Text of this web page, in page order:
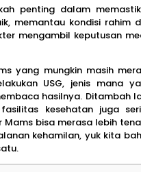
penting dalam
memantau kondisi rahim
mengambil keputusan
yang mungkin masih
USG, jenis mana
hasilnya. Ditambah
kesehatan juga
bisa merasa lebih
kehamilan, yuk kita